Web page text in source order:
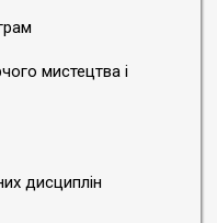
мистецтва і
дисциплін